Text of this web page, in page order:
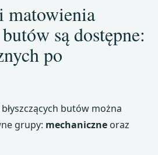
matowienia
są dostępne:
po
błyszczących butów można
grupy: mechaniczne oraz